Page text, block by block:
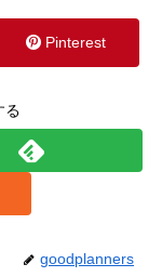
Pinterest
る
goodplanners